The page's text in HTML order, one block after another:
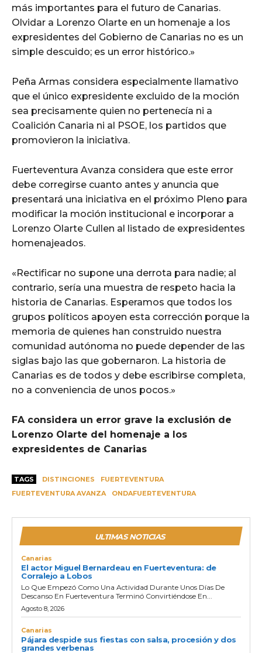
más importantes para el futuro de Canarias.
Olvidar a Lorenzo Olarte en un homenaje a los
expresidentes del Gobierno de Canarias no es un
simple descuido; es un error histórico.»
Peña Armas considera especialmente llamativo
que el único expresidente excluido de la moción
sea precisamente quien no pertenecía ni a
Coalición Canaria ni al PSOE, los partidos que
promovieron la iniciativa.
Fuerteventura Avanza considera que este error
debe corregirse cuanto antes y anuncia que
presentará una iniciativa en el próximo Pleno para
modificar la moción institucional e incorporar a
Lorenzo Olarte Cullen al listado de expresidentes
homenajeados.
«Rectificar no supone una derrota para nadie; al
contrario, sería una muestra de respeto hacia la
historia de Canarias. Esperamos que todos los
grupos políticos apoyen esta corrección porque la
memoria de quienes han construido nuestra
comunidad autónoma no puede depender de las
siglas bajo las que gobernaron. La historia de
Canarias es de todos y debe escribirse completa,
no a conveniencia de unos pocos.»
FA considera un error grave la exclusión de
Lorenzo Olarte del homenaje a los
expresidentes de Canarias
TAGS DISTINCIONES
FUERTEVENTURA
FUERTEVENTURA AVANZA
ONDAFUERTEVENTURA
ULTIMAS NOTICIAS
Canarias
El actor Miguel Bernardeau en Fuerteventura: de
Corralejo a Lobos
Lo Que Empezó Como Una Actividad Durante Unos Días De
Descanso En Fuerteventura Terminó Convirtiéndose En...
Agosto 8, 2026
Canarias
Pájara despide sus fiestas con salsa, procesión y dos
grandes verbenas